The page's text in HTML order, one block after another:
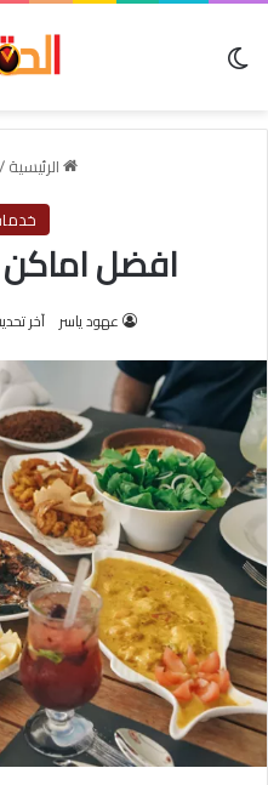
الرئيسية/
افضل
عهود ياسر آخر تحديث: